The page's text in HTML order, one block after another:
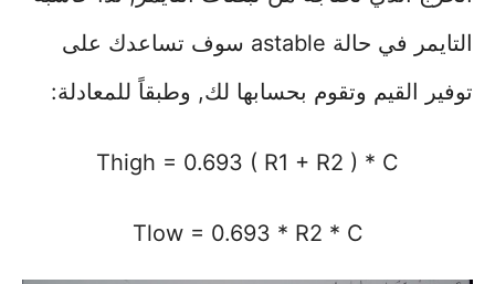
التايمر في حالة astable سوف تساعدك على
توفير القيم وتقوم بحسابها لك, وطبقاً للمعادلة:
Thigh = 0.693 ( R1 + R2 ) * C
Tlow = 0.693 * R2 * C